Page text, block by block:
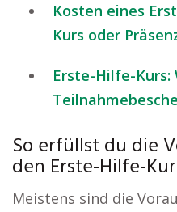
Kosten eines
Kurs oder
Erste-Hilfe-
So erfüllst du die
den Erste-Hilfe-
Meistens sind die